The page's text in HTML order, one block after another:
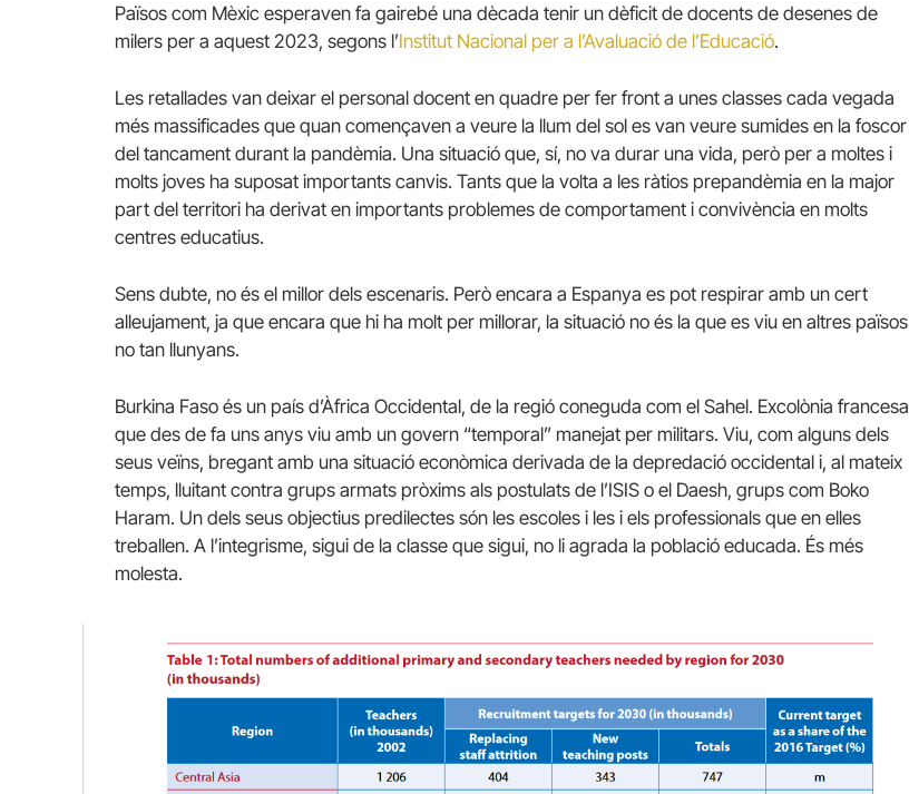
Països com Mèxic esperaven fa gairebé una dècada tenir un dèficit de docents de desenes de
milers per a aquest 2023, segons l’Institut Nacional per a l’Avaluació de l’Educació.
Les retallades van deixar el personal docent en quadre per fer front a unes classes cada vegada
més massificades que quan començaven a veure la llum del sol es van veure sumides en la foscor
del tancament durant la pandèmia. Una situació que, sí, no va durar una vida, però per a moltes i
molts joves ha suposat importants canvis. Tants que la volta a les ràtios prepandèmia en la major
part del territori ha derivat en importants problemes de comportament i convivència en molts
centres educatius.
Sens dubte, no és el millor dels escenaris. Però encara a Espanya es pot respirar amb un cert
alleujament, ja que encara que hi ha molt per millorar, la situació no és la que es viu en altres països
no tan llunyans.
Burkina Faso és un país d’Àfrica Occidental, de la regió coneguda com el Sahel. Excolònia francesa
que des de fa uns anys viu amb un govern “temporal” manejat per militars. Viu, com alguns dels
seus veïns, bregant amb una situació econòmica derivada de la depredació occidental i, al mateix
temps, lluitant contra grups armats pròxims als postulats de l’ISIS o el Daesh, grups com Boko
Haram. Un dels seus objectius predilectes són les escoles i les i els professionals que en elles
treballen. A l’integrisme, sigui de la classe que sigui, no li agrada la població educada. És més
molesta.